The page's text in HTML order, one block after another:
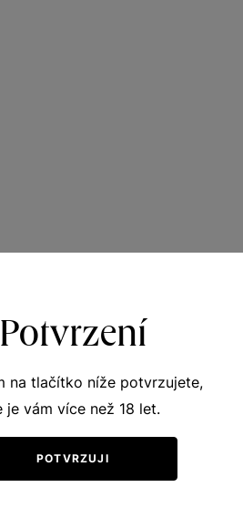
Potvrzení
na tlačítko níže potvrzujete,
je vám více než 18 let.
POTVRZUJI